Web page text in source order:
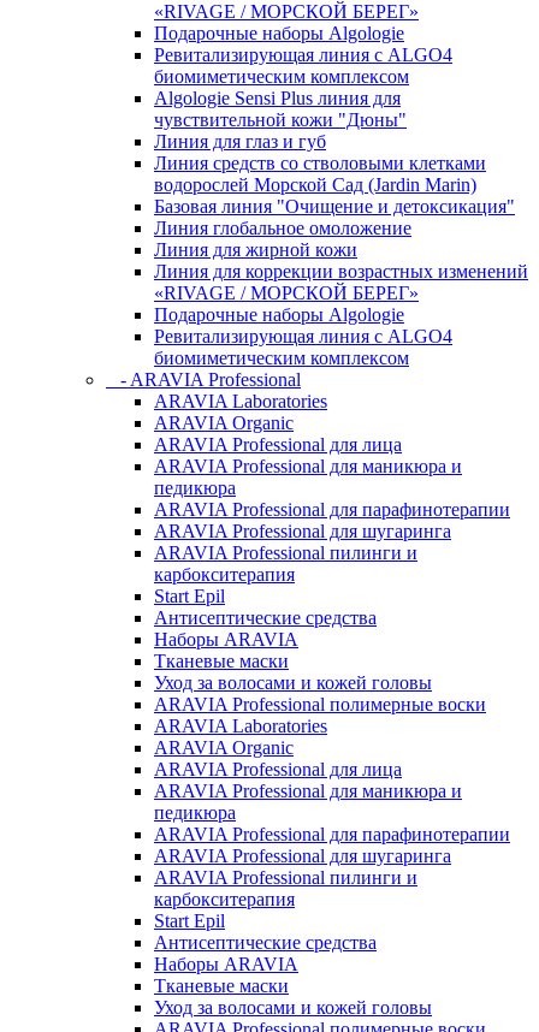
«RIVAGE / МОРСКОЙ БЕРЕГ»
Подарочные наборы Algologie
Ревитализирующая линия с ALGO4
биомиметическим комплексом
Algologie Sensi Plus линия для
чувcтвительной кожи "Дюны"
Линия для глаз и губ
Линия средств со стволовыми клетками
водорослей Морской Сад (Jardin Marin)
Базовая линия "Очищение и детоксикация"
Линия глобальное омоложение
Линия для жирной кожи
Линия для коррекции возрастных изменений
«RIVAGE / МОРСКОЙ БЕРЕГ»
Подарочные наборы Algologie
Ревитализирующая линия с ALGO4
биомиметическим комплексом
- ARAVIA Professional
ARAVIA Laboratories
ARAVIA Organic
ARAVIA Professional для лица
ARAVIA Professional для маникюра и
педикюра
ARAVIA Professional для парафинотерапии
ARAVIA Professional для шугаринга
ARAVIA Professional пилинги и
карбокситерапия
Start Epil
Антисептические средства
Наборы ARAVIA
Тканевые маски
Уход за волосами и кожей головы
ARAVIA Professional полимерные воски
ARAVIA Laboratories
ARAVIA Organic
ARAVIA Professional для лица
ARAVIA Professional для маникюра и
педикюра
ARAVIA Professional для парафинотерапии
ARAVIA Professional для шугаринга
ARAVIA Professional пилинги и
карбокситерапия
Start Epil
Антисептические средства
Наборы ARAVIA
Тканевые маски
Уход за волосами и кожей головы